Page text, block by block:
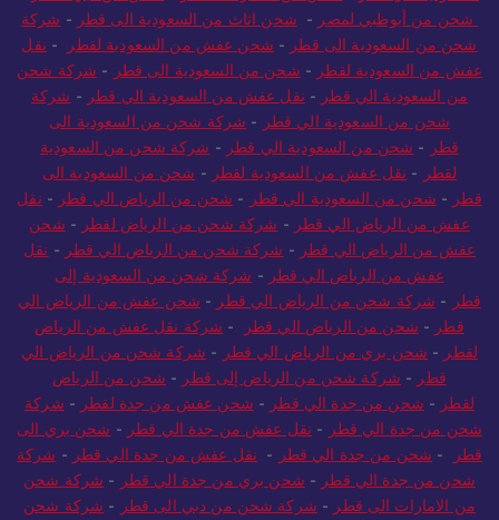
شحن من أبوظبي لمصر - شحن اثاث من السعودية الى قطر - شركة
شحن من السعودية الى قطر - شحن عفش من السعودية لقطر - نقل
عفش من السعودية لقطر - شحن من السعودية الى قطر - شركة شحن
من السعودية الي قطر - نقل عفش من السعودية الي قطر - شركة
شحن من السعودية الي قطر - شركة شحن من السعودية الى
قطر - شحن من السعودية الي قطر - شركة شحن من السعودية
لقطر - نقل عفش من السعودية لقطر - شحن من السعودية الى
قطر - شحن من السعودية الي قطر - شحن من الرياض الي قطر - نقل
عفش من الرياض الي قطر - شركة شحن من الرياض لقطر - شحن
عفش من الرياض الي قطر - شركة شحن من الرياض الي قطر - نقل
عفش من الرياض الي قطر - شركة شحن من السعودية إلى
قطر - شركة شحن من الرياض الي قطر - شحن عفش من الرياض الي
قطر - شحن من الرياض الي قطر - شركة نقل عفش من الرياض
لقطر - شحن بري من الرياض الي قطر - شركة شحن من الرياض الي
قطر - شركة شحن من الرياض إلى قطر - شحن من الرياض
لقطر - شحن من جدة الي قطر - شحن عفش من جدة لقطر - شركة
شحن من جدة الي قطر - نقل عفش من جدة الي قطر - شحن بري الى
قطر
- شحن من جدة الي قطر - نقل عفش من جدة الي قطر - شركة
شحن من جدة الي قطر - شحن بري من جدة الي قطر - شركة شحن
من الامارات الى قطر - شركة شحن من دبي الى قطر - شركة شحن